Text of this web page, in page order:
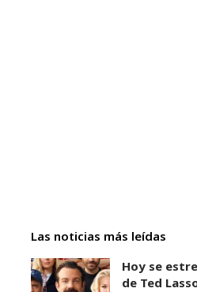
Las noticias más leídas
Hoy se
de Ted